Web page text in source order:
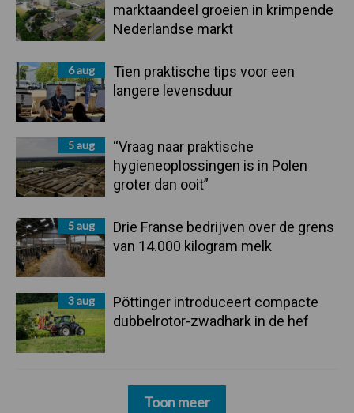
marktaandeel groeien in krimpende
Nederlandse markt
6 aug
Tien praktische tips voor een
langere levensduur
5 aug
“Vraag naar praktische
hygieneoplossingen is in Polen
groter dan ooit”
5 aug
Drie Franse bedrijven over de grens
van 14.000 kilogram melk
3 aug
Pöttinger introduceert compacte
dubbelrotor-zwadhark in de hef
Toon meer